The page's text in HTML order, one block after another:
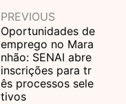
PREVIOUS
Oportunidades de
emprego no Mara
nhão: SENAI abre
inscrições para tr
ês processos sele
tivos